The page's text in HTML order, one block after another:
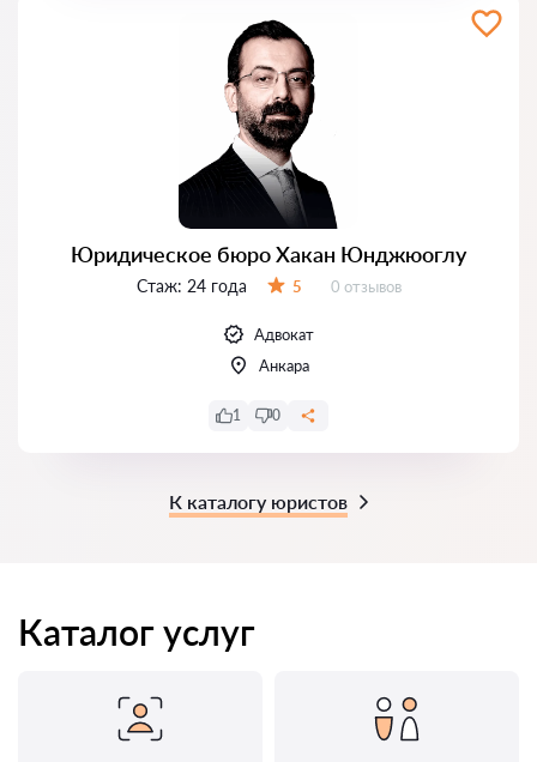
Юридическое бюро Хакан Юнджюоглу
Стаж: 24 года 5 Отзывов:
0 отзывов
Адвокат
Анкара
1 0
К каталогу юристов
Каталог услуг